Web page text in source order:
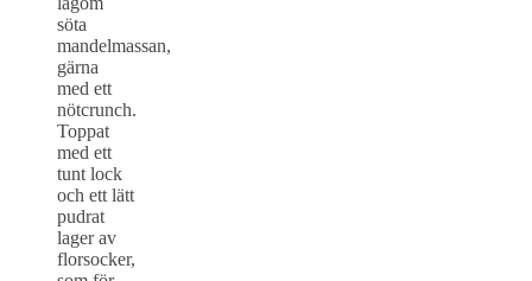
söta
mandelmassan,
gärna
med ett
nötcrunch.
Toppat
med ett
tunt lock
och ett lätt
pudrat
lager av
florsocker,